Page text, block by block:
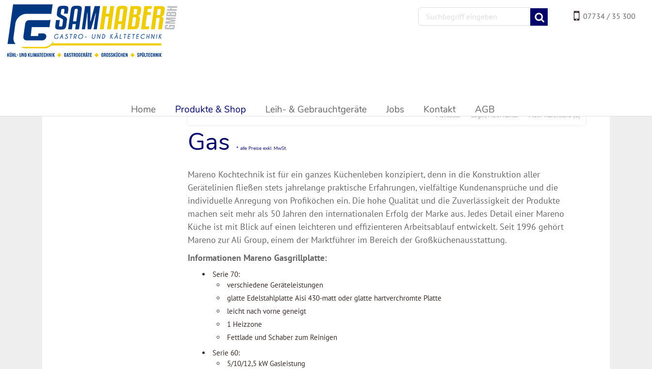
07734 / 35 300
Home Produkte & Shop Leih- & Gebrauchtgeräte Jobs Kontakt AGB Mein Warenkorb(0)
Login/Mein Konto
Merkliste
Gas * alle Preise exkl. MwSt.
Mareno Kochtechnik ist für ein ganzes Küchenleben konzipiert, denn in die Konstruktion aller
Gerätelinien fließen stets jahrelange praktische Erfahrungen, vielfältige Kundenansprüche und die
individuelle Anregung von Profiköchen ein. Die hohe Qualität und die Zuverlässigkeit der Produkte
machen seit mehr als 50 Jahren den internationalen Erfolg der Marke aus. Jedes Detail einer Mareno
Küche ist mit Blick auf einen leichteren und effizienteren Arbeitsablauf entwickelt. Seit 1996 gehört
Mareno zur Ali Group, einem der Marktführer im Bereich der Großküchenausstattung.
Informationen Mareno Gasgrillplatte:
Serie 70:
verschiedene Geräteleistungen
glatte Edelstahlplatte Aisi 430-matt oder glatte hartverchromte Platte
leicht nach vorne geneigt
1 Heizzone
Fettlade und Schaber zum Reinigen
Serie 60:
5/10/12,5 kW Gasleistung